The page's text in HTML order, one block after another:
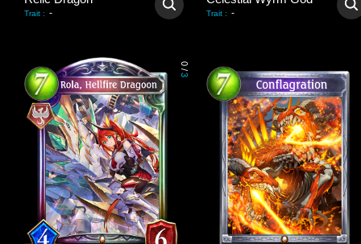
Trait : - Trait : -
0
/
3